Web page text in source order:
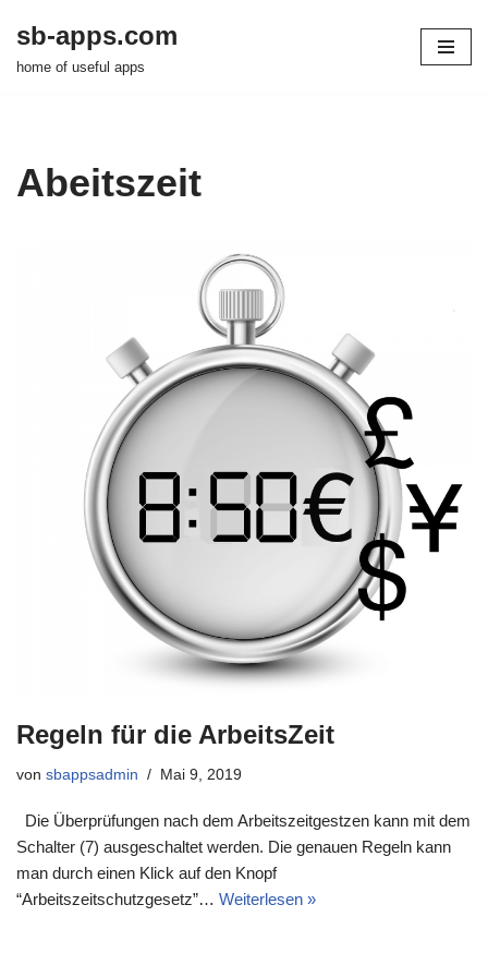
Zum
sb-apps.com
home of useful apps
Abeitszeit
Regeln für die ArbeitsZeit
von sbappsadmin Mai 9, 2019
Die Überprüfungen nach dem Arbeitszeitgestzen kann mit dem
Schalter (7) ausgeschaltet werden. Die genauen Regeln kann
man durch einen Klick auf den Knopf
“Arbeitszeitschutzgesetz”… Weiterlesen »